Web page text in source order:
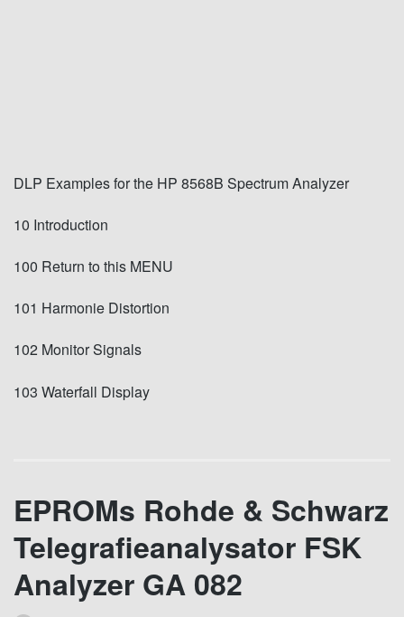
DLP Examples for the HP 8568B Spectrum Analyzer
10 Introduction
100 Return to this MENU
101 Harmonie Distortion
102 Monitor Signals
103 Waterfall Display
EPROMs Rohde & Schwarz
Telegrafieanalysator FSK
Analyzer GA 082